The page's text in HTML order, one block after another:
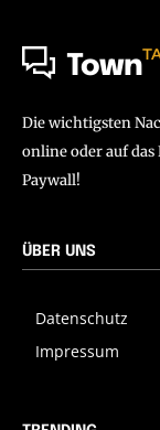
Town
Die wichtigsten
online oder auf
Paywall!
ÜBER UNS
Datenschutz
Impressum